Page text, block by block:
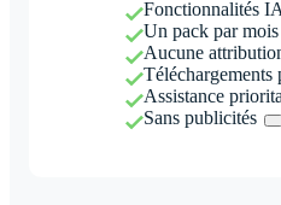
Fonctionnalités
Un pack par mois
Aucune
Téléchargements
Assistance
Sans publicités